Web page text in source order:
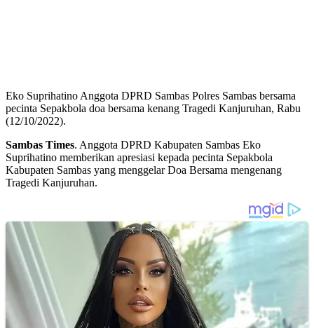
Eko Suprihatino Anggota DPRD Sambas Polres Sambas bersama
pecinta Sepakbola doa bersama kenang Tragedi Kanjuruhan, Rabu
(12/10/2022).
Sambas Times. Anggota DPRD Kabupaten Sambas Eko
Suprihatino memberikan apresiasi kepada pecinta Sepakbola
Kabupaten Sambas yang menggelar Doa Bersama mengenang
Tragedi Kanjuruhan.